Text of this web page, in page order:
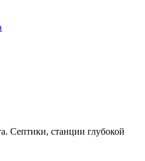
Септики, станции глубокой